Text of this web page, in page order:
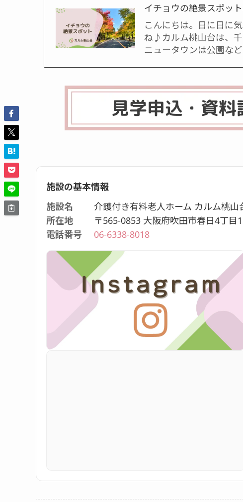
イチョウの絶景スポッ
こんにちは。日に日に
ね♪カルム桃山台は、
ニュータウンは公園な
施設の基本情報
施設名
介護付き有料老人ホーム カルム桃山
所在地
〒565-0853 大阪府吹田市春日4丁目
電話番号
06-6338-8018